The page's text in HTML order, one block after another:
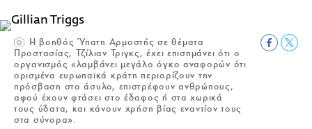
Η βοηθός Ύπατη Αρμοστής σε θέματα
Προστασίας, Τζίλιαν Τριγκς, έχει επισημάνει ότι ο
οργανισμός «λαμβάνει μεγάλο όγκο αναφορών ότι
ορισμένα ευρωπαϊκά κράτη περιορίζουν την
πρόσβαση στο άσυλο, επιστρέφουν ανθρώπους,
αφού έχουν φτάσει στο έδαφος ή στα χωρικά
τους ύδατα, και κάνουν χρήση βίας εναντίον τους
στα σύνορα».